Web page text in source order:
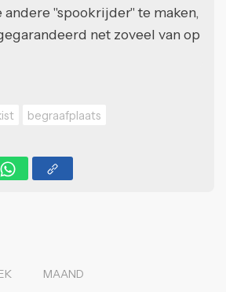
andere "spookrijder" te maken,
net zoveel van op
begraafplaats
MAAND